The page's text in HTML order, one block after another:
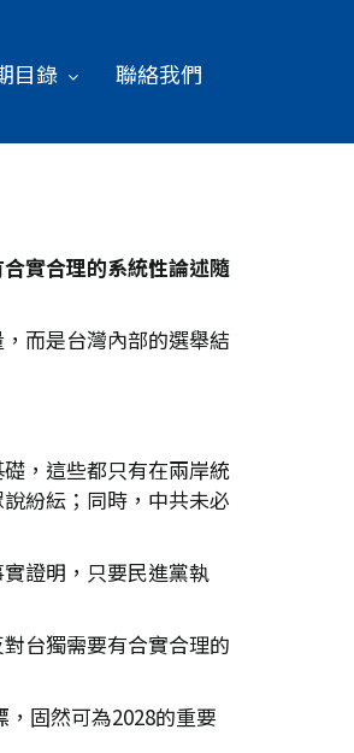
目錄 聯絡我們
實合理的系統性論述隨
而是台灣內部的選舉結
，這些都只有在兩岸統
紛紜；同時，中共未必
證明，只要民進黨執
台獨需要有合實合理的
固然可為2028的重要